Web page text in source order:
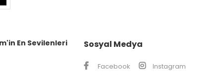
En Sevilenleri Sosyal Medya
Facebook
Instagram